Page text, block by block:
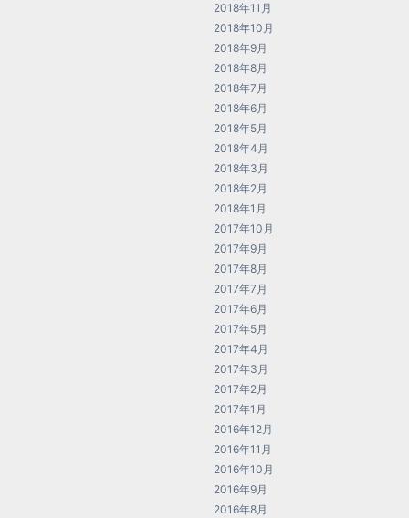
2018年11月
2018年10月
2018年9月
2018年8月
2018年7月
2018年6月
2018年5月
2018年4月
2018年3月
2018年2月
2018年1月
2017年10月
2017年9月
2017年8月
2017年7月
2017年6月
2017年5月
2017年4月
2017年3月
2017年2月
2017年1月
2016年12月
2016年11月
2016年10月
2016年9月
2016年8月